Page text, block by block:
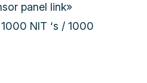
panel link»
NIT ‘s / 1000